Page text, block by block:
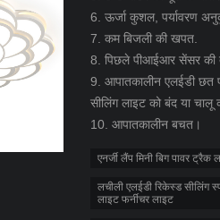
6. ऊर्जा कुशल, पर्यावरण
7. कम बिजली की खपत.
8. पिछले पीआईआर सेंसर की
9. आपातकालीन एलईडी छत
सीलिंग लाइट को बंद या
10. आपातकालीन बचत।
एनर्जी लैंप मिनी बिग पावर
लचीली एलईडी रिकेस्ड सीलिंग
लाइट फर्नीचर लाइट